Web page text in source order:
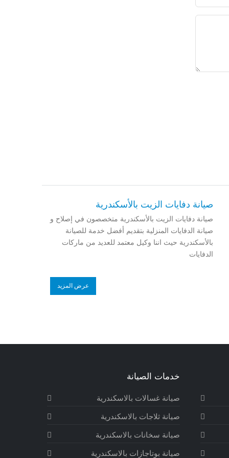
صيانة دفايات الزيت بالأسكندرية
صيانة دفايات الزيت بالأسكندرية متخصصون في إصلاح و
صيانة الدفايات المنزلية بتقديم أفضل خدمة للصيانة
بالأسكندرية حيث اننا وكيل معتمد للعديد من ماركات
الدفايات
عرض المزيد
خدمات الصيانة
صيانة غسالات بالاسكندرية
صيانة ثلاجات بالاسكندرية
صيانة سخانات بالاسكندرية
صيانة بوتاجازات بالاسكندرية